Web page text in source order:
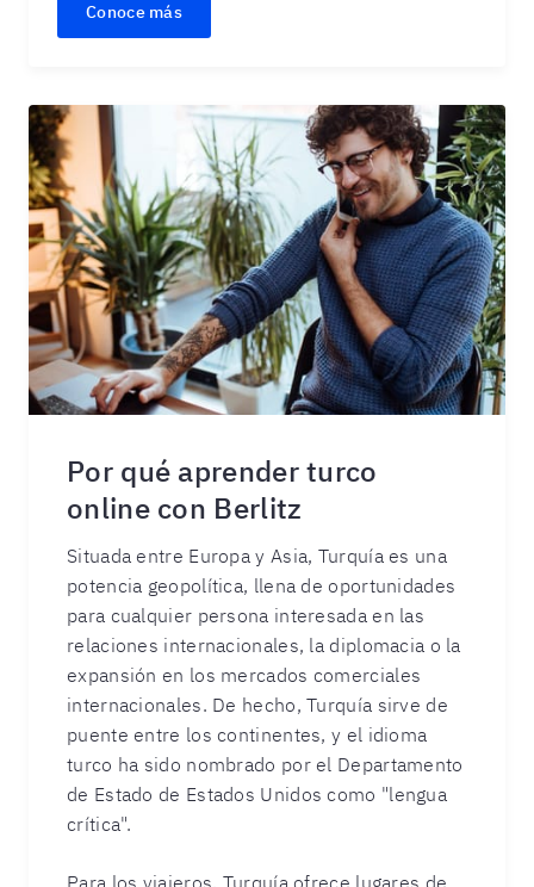
Conoce más
Por qué aprender turco
online con Berlitz
Situada entre Europa y Asia, Turquía es una
potencia geopolítica, llena de oportunidades
para cualquier persona interesada en las
relaciones internacionales, la diplomacia o la
expansión en los mercados comerciales
internacionales. De hecho, Turquía sirve de
puente entre los continentes, y el idioma
turco ha sido nombrado por el Departamento
de Estado de Estados Unidos como "lengua
crítica".
Para los viajeros, Turquía ofrece lugares de